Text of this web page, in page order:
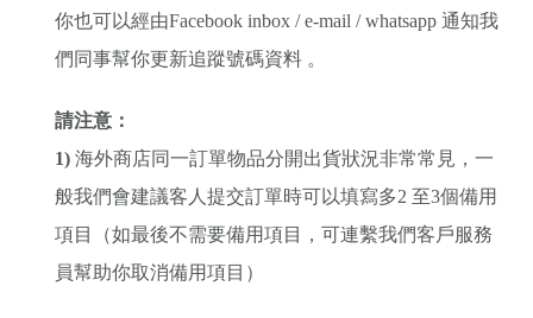
你也可以經由Facebook inbox / e-mail / whatsapp 通知我
們同事幫你更新追蹤號碼資料 。
請注意：
1) 海外商店同一訂單物品分開出貨狀況非常常見，一
般我們會建議客人提交訂單時可以填寫多2 至3個備用
項目（如最後不需要備用項目，可連繫我們客戶服務
員幫助你取消備用項目）